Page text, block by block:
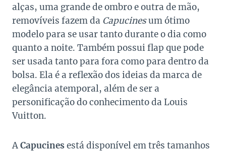
alças, uma grande de ombro e outra de mão,
removíveis fazem da Capucinesum ótimo
modelo para se usar tanto durante o dia como
quanto a noite. Também possui flap que pode
ser usada tanto para fora como para dentro da
bolsa. Ela é a reflexão dos ideias da marca de
elegância atemporal, além de ser a
personificação do conhecimento da Louis
Vuitton.
ACapucines está disponível em três tamanhos